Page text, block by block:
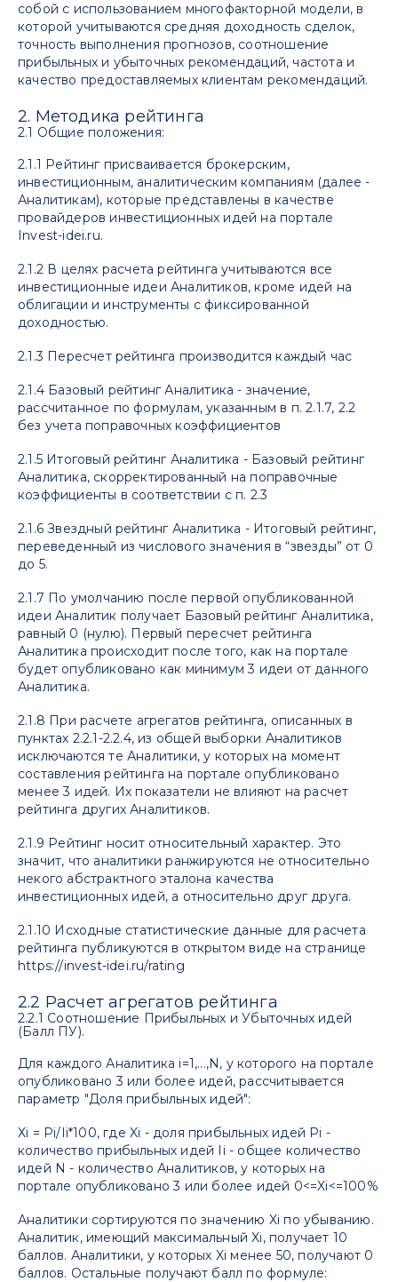
собой с использованием многофакторной модели, в
которой учитываются средняя доходность сделок,
точность выполнения прогнозов, соотношение
прибыльных и убыточных рекомендаций, частота и
качество предоставляемых клиентам рекомендаций.
2. Методика рейтинга
2.1 Общие положения:
2.1.1 Рейтинг присваивается брокерским,
инвестиционным, аналитическим компаниям (далее -
Аналитикам), которые представлены в качестве
провайдеров инвестиционных идей на портале
Invest-idei.ru.
2.1.2 В целях расчета рейтинга учитываются все
инвестиционные идеи Аналитиков, кроме идей на
облигации и инструменты с фиксированной
доходностью.
2.1.3 Пересчет рейтинга производится каждый час
2.1.4 Базовый рейтинг Аналитика - значение,
рассчитанное по формулам, указанным в п. 2.1.7, 2.2
без учета поправочных коэффициентов
2.1.5 Итоговый рейтинг Аналитика - Базовый рейтинг
Аналитика, скорректированный на поправочные
коэффициенты в соответствии с п. 2.3
2.1.6 Звездный рейтинг Аналитика - Итоговый рейтинг,
переведенный из числового значения в “звезды” от 0
до 5.
2.1.7 По умолчанию после первой опубликованной
идеи Аналитик получает Базовый рейтинг Аналитика,
равный 0 (нулю). Первый пересчет рейтинга
Аналитика происходит после того, как на портале
будет опубликовано как минимум 3 идеи от данного
Аналитика.
2.1.8 При расчете агрегатов рейтинга, описанных в
пунктах 2.2.1-2.2.4, из общей выборки Аналитиков
исключаются те Аналитики, у которых на момент
составления рейтинга на портале опубликовано
менее 3 идей. Их показатели не влияют на расчет
рейтинга других Аналитиков.
2.1.9 Рейтинг носит относительный характер. Это
значит, что аналитики ранжируются не относительно
некого абстрактного эталона качества
инвестиционных идей, а относительно друг друга.
2.1.10 Исходные статистические данные для расчета
рейтинга публикуются в открытом виде на странице
https://invest-idei.ru/rating
2.2 Расчет агрегатов рейтинга
2.2.1 Соотношение Прибыльных и Убыточных идей
(Балл ПУ).
Для каждого Аналитика i=1,...,N, у которого на портале
опубликовано 3 или более идей, рассчитывается
параметр "Доля прибыльных идей":
Хi = Pi/Ii*100, где Xi - доля прибыльных идей Pi -
количество прибыльных идей Ii - общее количество
идей N - количество Аналитиков, у которых на
портале опубликовано 3 или более идей 0<=Xi<=100%
Аналитики сортируются по значению Хi по убыванию.
Аналитик, имеющий максимальный Xi, получает 10
баллов. Аналитики, у которых Xi менее 50, получают 0
баллов. Остальные получают балл по формуле: